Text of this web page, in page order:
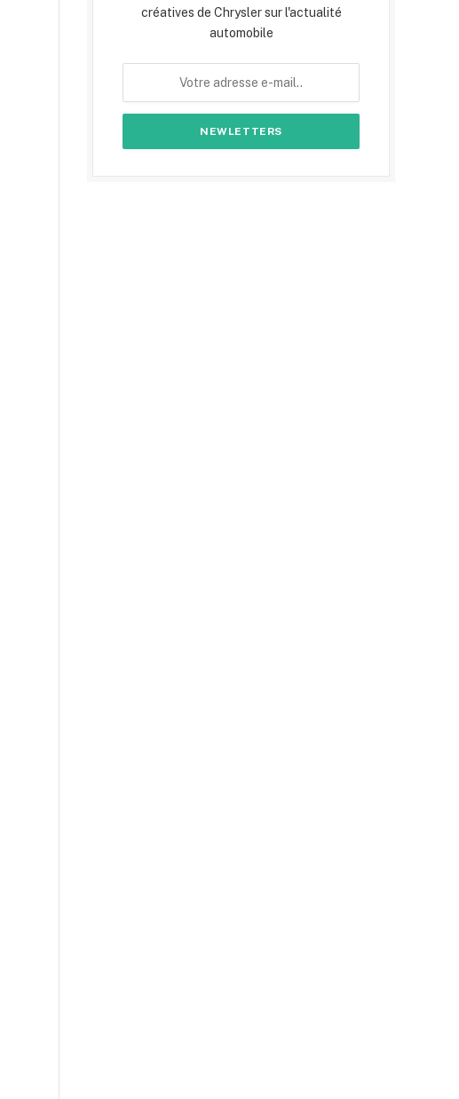
créatives de Chrysler sur l'actualité
automobile